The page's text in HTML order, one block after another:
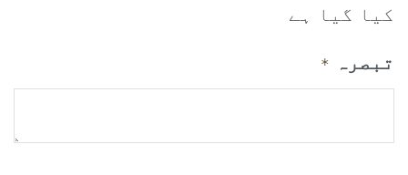
کیا گیا ہے
تبصرہ
*